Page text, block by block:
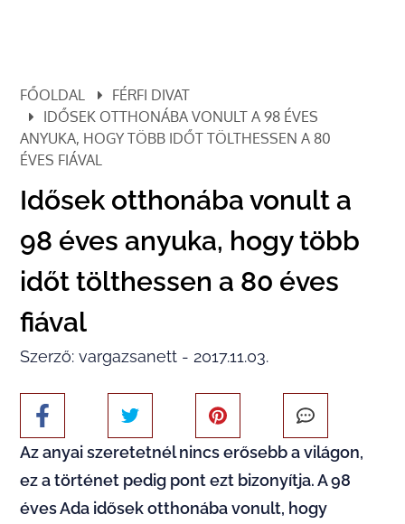
FŐOLDAL
FÉRFI DIVAT
IDŐSEK OTTHONÁBA VONULT A 98 ÉVES
ANYUKA, HOGY TÖBB IDŐT TÖLTHESSEN A 80
ÉVES FIÁVAL
Idősek otthonába vonult a
98 éves anyuka, hogy több
időt tölthessen a 80 éves
fiával
Szerző: vargazsanett - 2017.11.03.
Az anyai szeretetnél nincs erősebb a világon,
ez a történet pedig pont ezt bizonyítja. A 98
éves Ada idősek otthonába vonult, hogy